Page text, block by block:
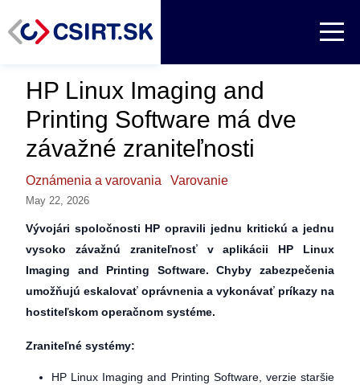
HP Linux Imaging and
Printing Software má dve
závažné zraniteľnosti
Oznámenia a varovania Varovanie
May 22, 2026
Vývojári spoločnosti HP opravili jednu kritickú a jednu
vysoko závažnú zraniteľnosť v aplikácii HP Linux
Imaging and Printing Software. Chyby zabezpečenia
umožňujú eskalovať oprávnenia a vykonávať príkazy na
hostiteľskom operačnom systéme.
Zraniteľné systémy:
HP Linux Imaging and Printing Software, verzie staršie